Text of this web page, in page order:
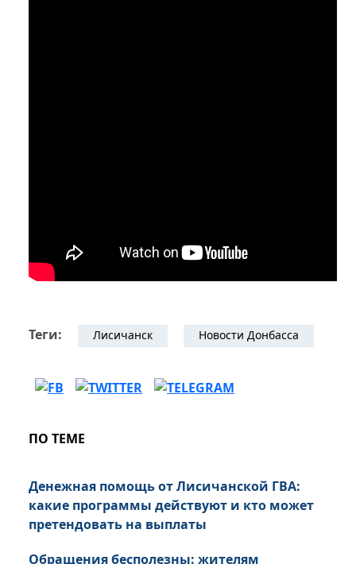
Теги: Лисичанск Новости Донбасса
ПО ТЕМЕ
Денежная помощь от Лисичанской ГВА:
какие программы действуют и кто может
претендовать на выплаты
Обращения бесполезны: жителям